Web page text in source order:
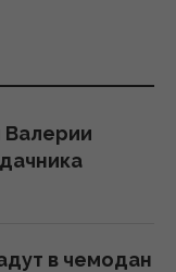
из Канады,
Валерии
в чемодан